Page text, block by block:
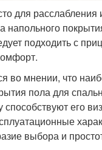
для расслабления
напольного
подходить с
во мнении, что
пола для
его
выбора и